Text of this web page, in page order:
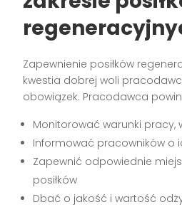
Zapewnienie posiłków
kwestia dobrej woli
obowiązek. Pracodawca
Monitorować warunki pracy,
Informować pracowników o
Zapewnić odpowiednie
posiłków
Dbać o jakość i wartość